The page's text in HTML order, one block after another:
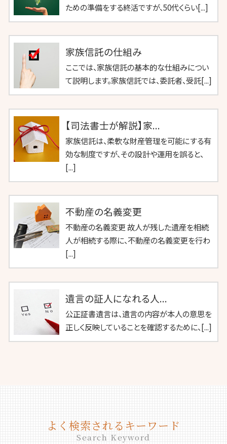
ための準備をする終活ですが、50代くらい[...]
家族信託の仕組み
ここでは、家族信託の基本的な仕組みについ
て説明します。家族信託では、委託者、受託[...]
【司法書士が解説】家...
家族信託は、柔軟な財産管理を可能にする有
効な制度ですが、その設計や運用を誤ると、
[...]
不動産の名義変更
不動産の名義変更 故人が残した遺産を相続
人が相続する際に、不動産の名義変更を行わ
[...]
遺言の証人になれる人...
公正証書遺言は、遺言の内容が本人の意思を
正しく反映していることを確認するために、[...]
よく検索されるキーワード
Search Keyword